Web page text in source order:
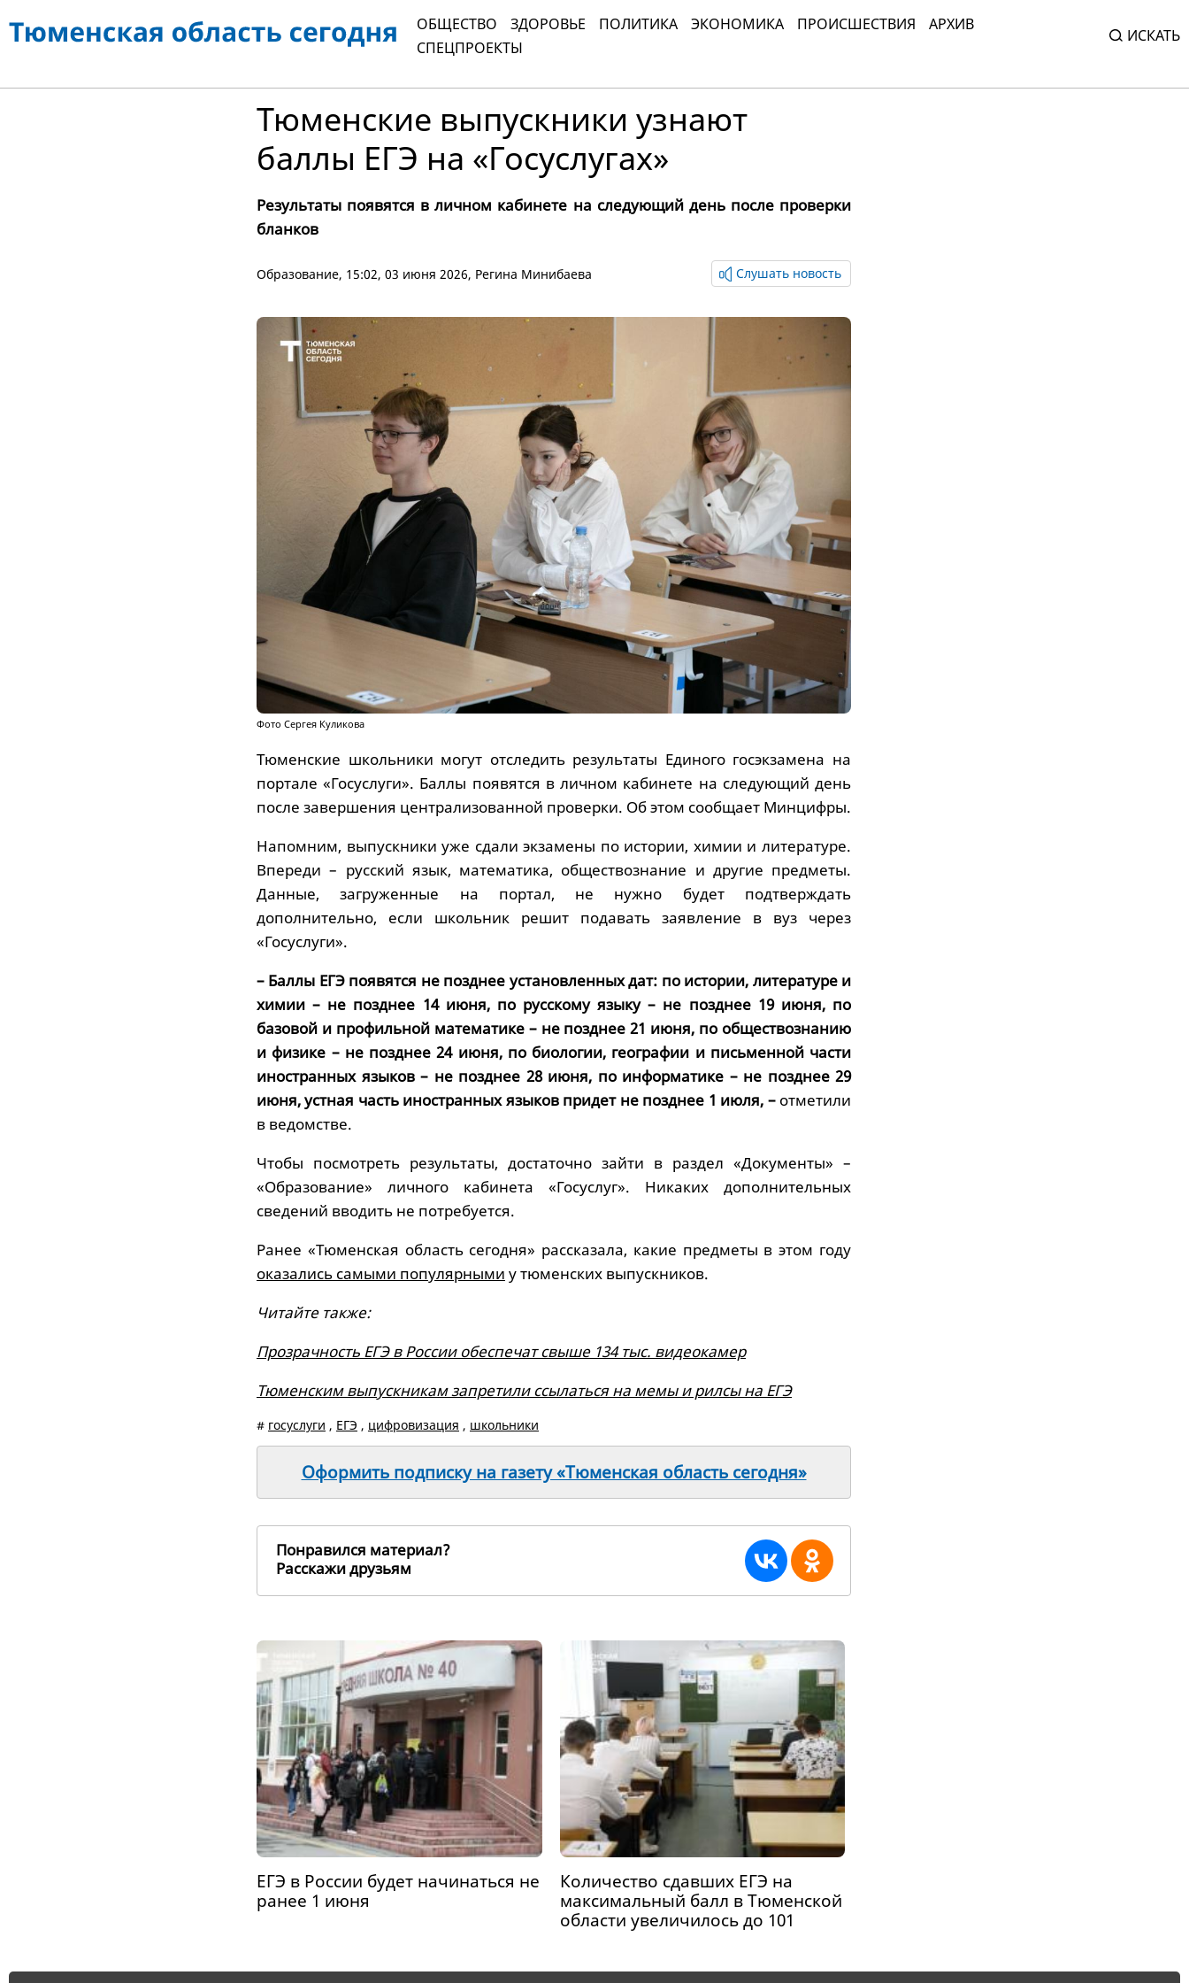
ОБЩЕСТВО ЗДОРОВЬЕ ПОЛИТИКА ЭКОНОМИКА ПРОИСШЕСТВИЯ
АРХИВ
СПЕЦПРОЕКТЫ
ИСКАТЬ
Тюменские выпускники узнают
баллы ЕГЭ на «Госуслугах»
Результаты появятся в личном кабинете на следующий день после проверки
бланков
Образование, 15:02, 03 июня 2026, Регина Минибаева Слушать новость
Фото Сергея Куликова
Тюменские школьники могут отследить результаты Единого госэкзамена на
портале «Госуслуги». Баллы появятся в личном кабинете на следующий день
после завершения централизованной проверки. Об этом сообщает Минцифры.
Напомним, выпускники уже сдали экзамены по истории, химии и литературе.
Впереди – русский язык, математика, обществознание и другие предметы.
Данные, загруженные на портал, не нужно будет подтверждать
дополнительно, если школьник решит подавать заявление в вуз через
«Госуслуги».
– Баллы ЕГЭ появятся не позднее установленных дат: по истории, литературе и
химии – не позднее 14 июня, по русскому языку – не позднее 19 июня, по
базовой и профильной математике – не позднее 21 июня, по обществознанию
и физике – не позднее 24 июня, по биологии, географии и письменной части
иностранных языков – не позднее 28 июня, по информатике – не позднее 29
июня, устная часть иностранных языков придет не позднее 1 июля, – отметили
в ведомстве.
Чтобы посмотреть результаты, достаточно зайти в раздел «Документы» –
«Образование» личного кабинета «Госуслуг». Никаких дополнительных
сведений вводить не потребуется.
Ранее «Тюменская область сегодня» рассказала, какие предметы в этом году
оказались самыми популярными у тюменских выпускников.
Читайте также:
Прозрачность ЕГЭ в России обеспечат свыше 134 тыс. видеокамер
Тюменским выпускникам запретили ссылаться на мемы и рилсы на ЕГЭ
# госуслуги , ЕГЭ , цифровизация , школьники
Оформить подписку на газету «Тюменская область сегодня»
Понравился материал?
Расскажи друзьям
ЕГЭ в России будет начинаться не
ранее 1 июня
Количество сдавших ЕГЭ на
максимальный балл в Тюменской
области увеличилось до 101